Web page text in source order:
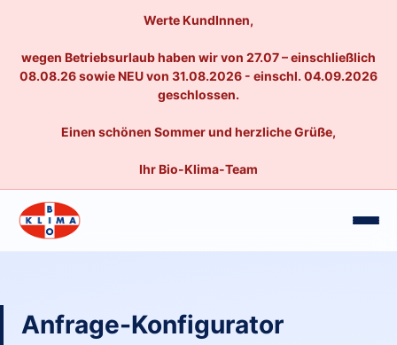
Werte KundInnen,
wegen Betriebsurlaub haben wir von 27.07 – einschließlich
08.08.26 sowie NEU von 31.08.2026 - einschl. 04.09.2026
geschlossen.
Einen schönen Sommer und herzliche Grüße,
Ihr Bio-Klima-Team
Anfrage-Konfigurator